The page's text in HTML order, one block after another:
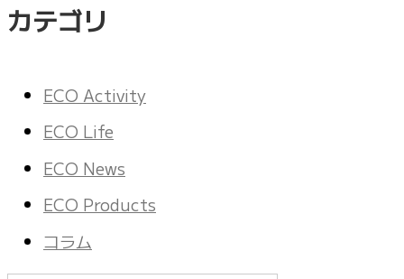
カテゴリ
ECO Activity
ECO Life
ECO News
ECO Products
コラム